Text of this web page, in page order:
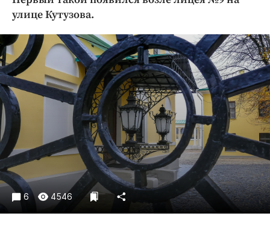
Криминал
Недвижимость и ЖКХ
Образование
Общество
Погода
Праздники
Происшествия
Спорт
Экономика и бизнес
ПРОЕКТЫ
улице Кутузова.
6 4546